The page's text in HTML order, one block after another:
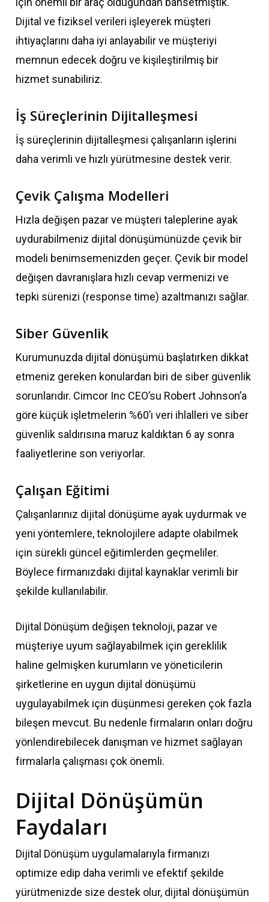
Dijital ve fiziksel verileri işleyerek müşteri
ihtiyaçlarını daha iyi anlayabilir ve müşteriyi
memnun edecek doğru ve kişileştirilmiş bir
hizmet sunabiliriz.
İş Süreçlerinin Dijitalleşmesi
İş süreçlerinin dijitalleşmesi çalışanların işlerini
daha verimli ve hızlı yürütmesine destek verir.
Çevik Çalışma Modelleri
Hızla değişen pazar ve müşteri taleplerine ayak
uydurabilmeniz dijital dönüşümünüzde çevik bir
modeli benimsemenizden geçer. Çevik bir model
değişen davranışlara hızlı cevap vermenizi ve
tepki sürenizi (response time) azaltmanızı sağlar.
Siber Güvenlik
Kurumunuzda dijital dönüşümü başlatırken dikkat
etmeniz gereken konulardan biri de siber güvenlik
sorunlarıdır. Cimcor Inc CEO’su Robert Johnson’a
göre küçük işletmelerin %60’ı veri ihlalleri ve siber
güvenlik saldırısına maruz kaldıktan 6 ay sonra
faaliyetlerine son veriyorlar.
Çalışan Eğitimi
Çalışanlarınız dijital dönüşüme ayak uydurmak ve
yeni yöntemlere, teknolojilere adapte olabilmek
için sürekli güncel eğitimlerden geçmeliler.
Böylece firmanızdaki dijital kaynaklar verimli bir
şekilde kullanılabilir.
Dijital Dönüşüm değişen teknoloji, pazar ve
müşteriye uyum sağlayabilmek için gereklilik
haline gelmişken kurumların ve yöneticilerin
şirketlerine en uygun dijital dönüşümü
uygulayabilmek için düşünmesi gereken çok fazla
bileşen mevcut. Bu nedenle firmaların onları doğru
yönlendirebilecek danışman ve hizmet sağlayan
firmalarla çalışması çok önemli.
Dijital Dönüşümün
Faydaları
Dijital Dönüşüm uygulamalarıyla firmanızı
optimize edip daha verimli ve efektif şekilde
yürütmenizde size destek olur, dijital dönüşümün